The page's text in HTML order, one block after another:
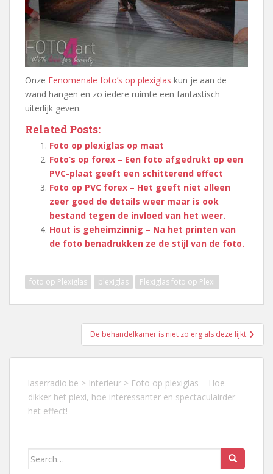
Onze Fenomenale foto’s op plexiglas kun je aan de
wand hangen en zo iedere ruimte een fantastisch
uiterlijk geven.
Related Posts:
Foto op plexiglas op maat
Foto’s op forex – Een foto afgedrukt op een
PVC-plaat geeft een schitterend effect
Foto op PVC forex – Het geeft niet alleen
zeer goed de details weer maar is ook
bestand tegen de invloed van het weer.
Hout is geheimzinnig – Na het printen van
de foto benadrukken ze de stijl van de foto.
foto op Plexiglas plexiglas Plexiglas foto op Plexi
BerichtnavigatieDe behandelkamer is niet zo erg als deze lijkt.
laserradio.be > Interieur > Foto op plexiglas – Hoe
dikker het plexi, hoe interessanter en spectaculairder
het effect!
Search